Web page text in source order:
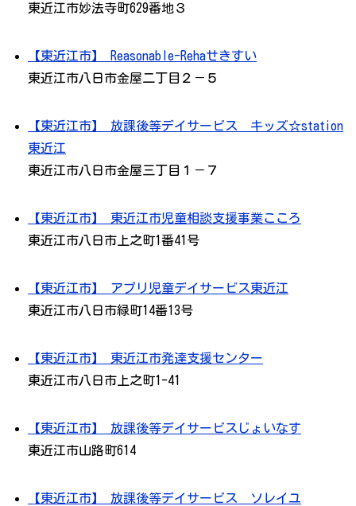
東近江市妙法寺町629番地３
【東近江市】 Reasonable-Rehaせきすい
東近江市八日市金屋二丁目２－５
【東近江市】 放課後等デイサービス キッズ☆station
東近江
東近江市八日市金屋三丁目１－７
【東近江市】 東近江市児童相談支援事業こころ
東近江市八日市上之町1番41号
【東近江市】 アプリ児童デイサービス東近江
東近江市八日市緑町14番13号
【東近江市】 東近江市発達支援センター
東近江市八日市上之町1-41
【東近江市】 放課後等デイサービスじょいなす
東近江市山路町614
【東近江市】 放課後等デイサービス ソレイユ